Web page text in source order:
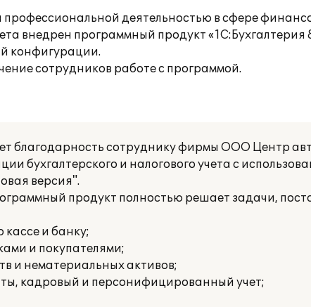
деятельностью в сфере
внедрен программный продукт «1С:Бухгалтерия
конфигурации.
сотрудников работе с программой.
благодарность сотруднику фирмы ООО Центр
бухгалтерского и налогового учета с
версия".
продукт полностью решает задачи,
и банку;
и покупателями;
и нематериальных активов;
кадровый и персонифицированный учет;